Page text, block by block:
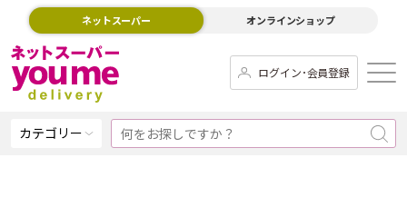
ネットスーパー オンラインショップ
ログイン･会員登録
カテゴリー